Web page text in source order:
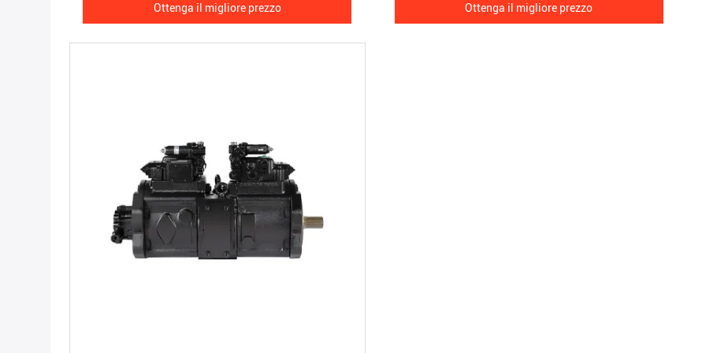
Ottenga il migliore prezzo Ottenga il migliore prezzo